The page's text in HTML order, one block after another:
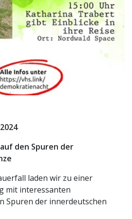
den Spuren der
laden wir zu einer
mit interessanten
Spuren der innerdeutschen